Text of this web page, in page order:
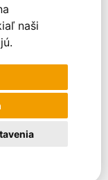
naši
s.r.o. Všetky práva